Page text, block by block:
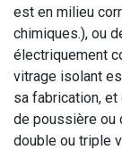
est en milieu
chimiques.), ou
électriquement
vitrage isolant
sa fabrication,
de poussière ou
double ou triple